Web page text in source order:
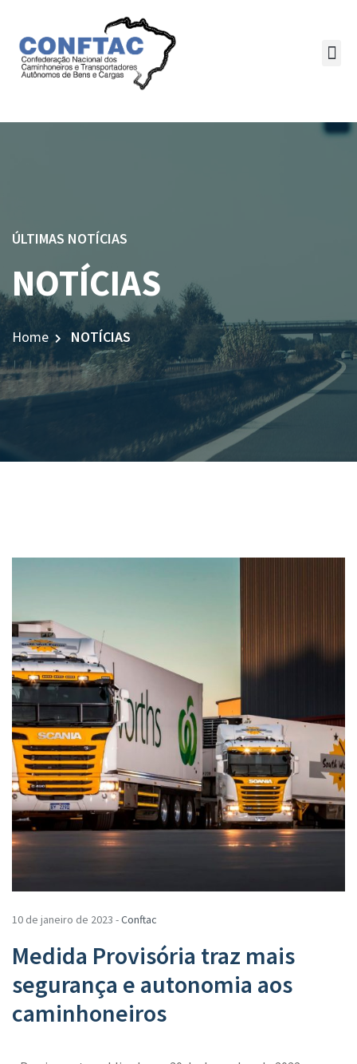
ÚLTIMAS NOTÍCIAS
NOTÍCIAS
Home NOTÍCIAS
10 de janeiro de 2023 -Conftac
Medida Provisória traz mais
segurança e autonomia aos
caminhoneiros